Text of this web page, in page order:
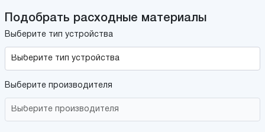
Подобрать расходные материалы
Выберите тип устройства
Выберите производителя